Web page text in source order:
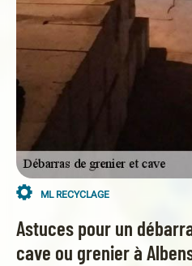
ML RECYCLAGE
Astuces pour un
cave ou grenier à